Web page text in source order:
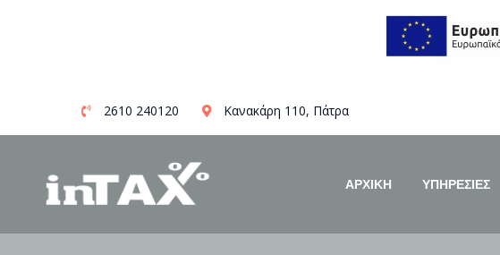
content
2610 240120 Κανακάρη 110, Πάτρα
ΑΡΧΙΚΗ ΥΠΗΡΕΣΙΕΣ